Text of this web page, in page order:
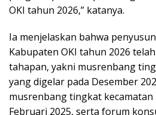
OKI tahun 2026,” katanya.
Ia menjelaskan bahwa
Kabupaten OKI tahun 2026
tahapan, yakni musrenbang
yang digelar pada Desember
musrenbang tingkat kecamatan
Februari 2025, serta forum